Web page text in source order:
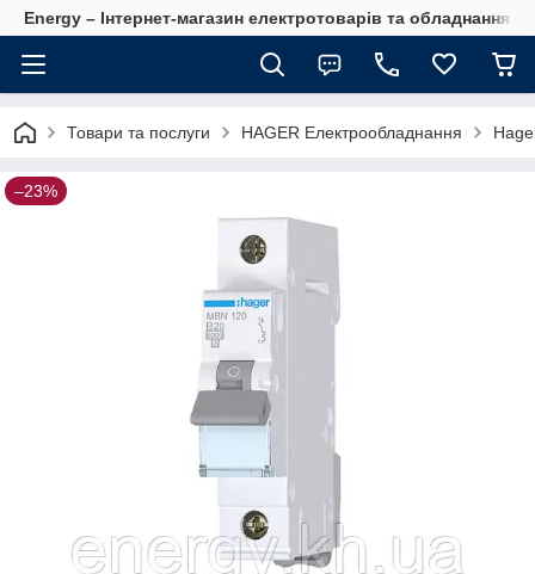
Energy – Інтернет-магазин електротоварів та обладнання
Товари та послуги HAGER Електрообладнання
–23%